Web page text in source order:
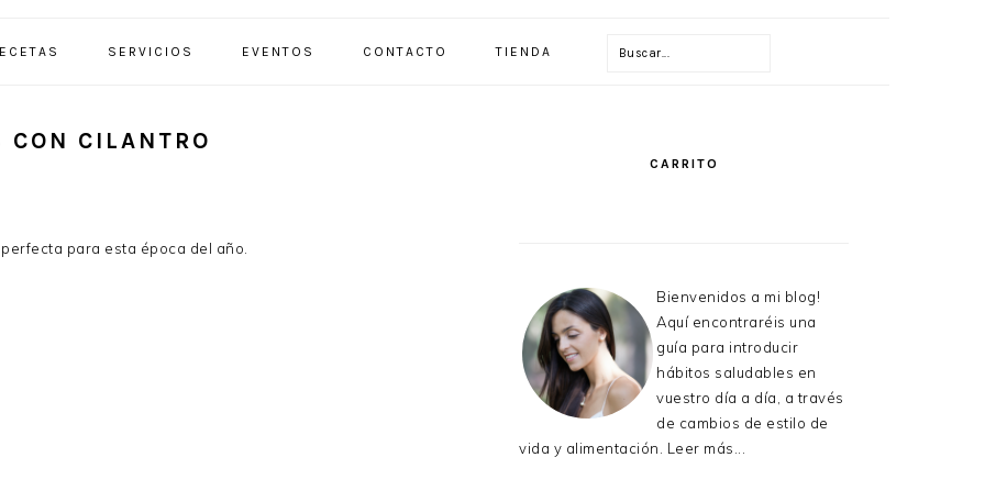
SERVICIOS EVENTOS CONTACTO TIENDA Buscar...
CON CILANTRO
para esta época del año.
CARRITO
Bienvenidos a mi blog!
Aquí encontraréis una
guía para introducir
hábitos saludables en
vuestro día a día, a través
de cambios de estilo de
vida y alimentación. Leer más...